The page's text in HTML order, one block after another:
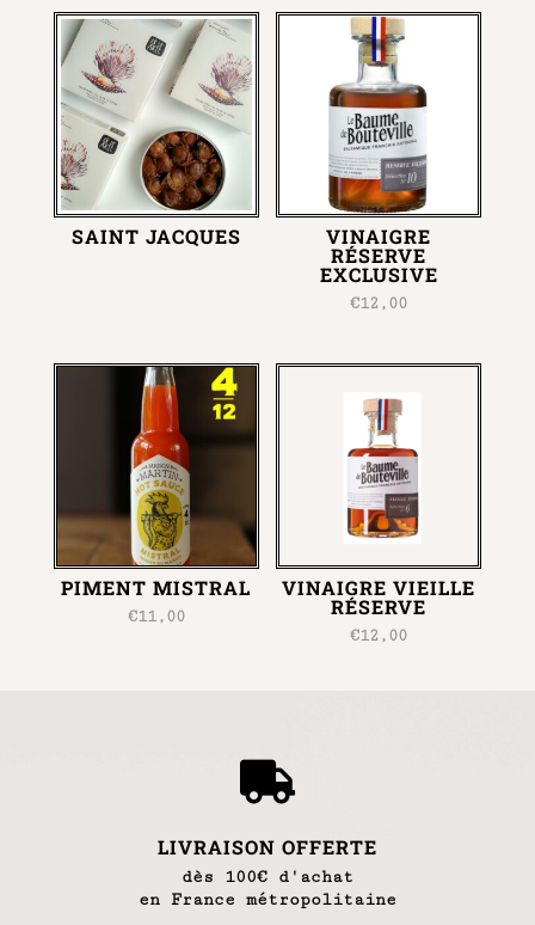
SAINT JACQUES VINAIGRE
RÉSERVE
EXCLUSIVE
€12,00
PIMENT MISTRAL
€11,00
VINAIGRE VIEILLE
RÉSERVE
€12,00

LIVRAISON OFFERTE
dès 100€ d'achat
en France métropolitaine